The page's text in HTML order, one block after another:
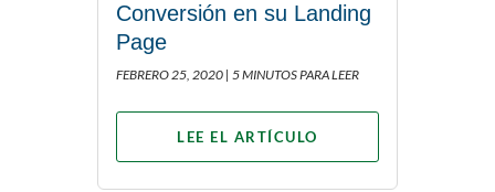
Conversión en su Landing
Page
FEBRERO 25, 2020 | 5 MINUTOS PARA LEER
LEE EL ARTÍCULO